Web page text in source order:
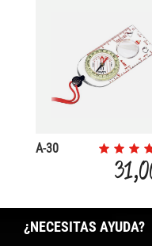
A-30
¿NECESITAS AYUDA?